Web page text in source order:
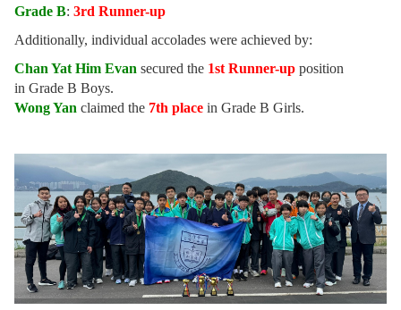
Grade B: 3rd Runner-up
Additionally, individual accolades were achieved by:
Chan Yat Him Evan secured the 1st Runner-up position
in Grade B Boys.
Wong Yan claimed the 7th place in Grade B Girls.